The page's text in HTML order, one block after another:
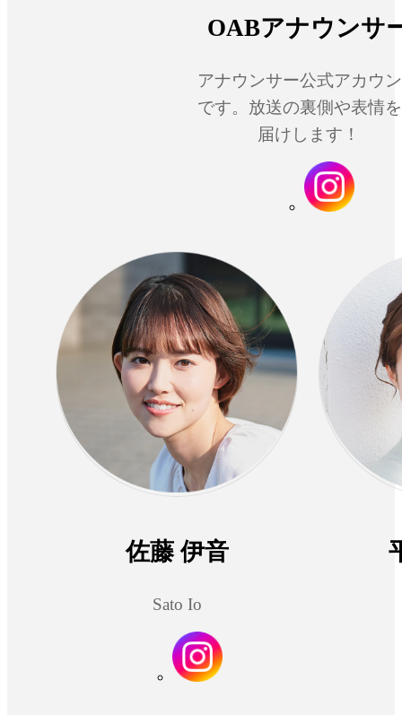
OABアナウンサ
アナウンサー公式アカウ
です。放送の裏側や表情
届けします！
佐藤 伊音
Sato Io